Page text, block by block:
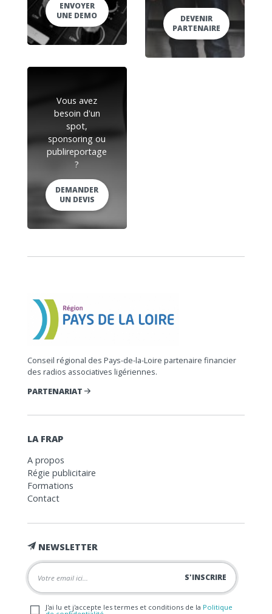
ENVOYER
UNE DEMO
DEVENIR
PARTENAIRE
Vous avez
besoin d'un
spot,
sponsoring ou
publireportage
?
DEMANDER
UN DEVIS
Conseil régional des Pays-de-la-Loire partenaire financier
des radios associatives ligériennes.
PARTENARIAT
LA FRAP
A propos
Régie publicitaire
Formations
Contact
NEWSLETTER
J'ai lu et j'accepte les termes et conditions de la Politique